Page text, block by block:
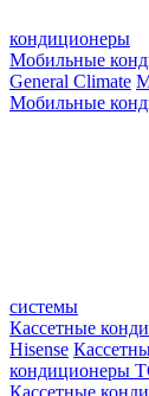
кондиционеры
Мобильные
General Climate
Мобильные
системы
Кассетные
Hisense
кондиционеры
Кассетные